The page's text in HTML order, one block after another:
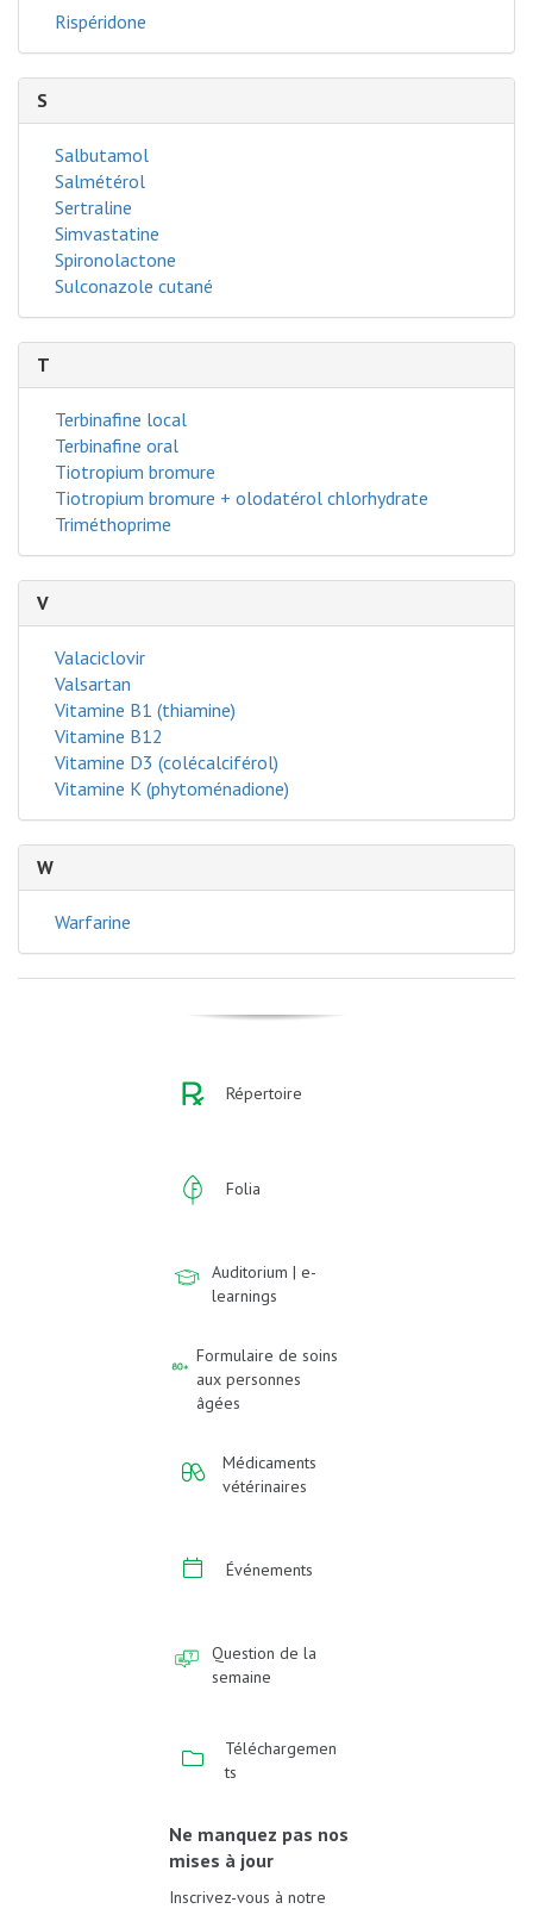
Rispéridone
S
Salbutamol
Salmétérol
Sertraline
Simvastatine
Spironolactone
Sulconazole cutané
T
Terbinafine local
Terbinafine oral
Tiotropium bromure
Tiotropium bromure + olodatérol chlorhydrate
Triméthoprime
V
Valaciclovir
Valsartan
Vitamine B1 (thiamine)
Vitamine B12
Vitamine D3 (colécalciférol)
Vitamine K (phytoménadione)
W
Warfarine
Répertoire
Folia
Auditorium | e-
learnings
Formulaire de soins
aux personnes
âgées
Médicaments
vétérinaires
Événements
Question de la
semaine
Téléchargemen
ts
Ne manquez pas nos
mises à jour
Inscrivez-vous à notre